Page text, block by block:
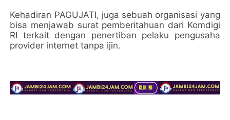
Kehadiran PAGUJATI, juga sebuah organisasi yang
bisa menjawab surat pemberitahuan dari Komdigi
RI terkait dengan penertiban pelaku pengusaha
provider internet tanpa ijin.